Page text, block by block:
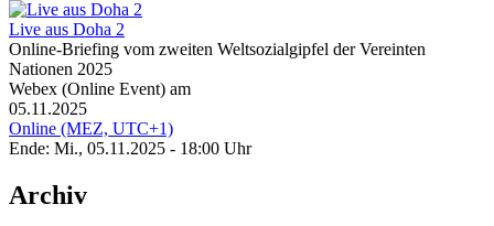
Live aus Doha 2
Online-Briefing vom zweiten Weltsozialgipfel der Vereinten
Nationen 2025
Webex (Online Event) am
05.11.2025
Online (MEZ, UTC+1)
Ende: Mi., 05.11.2025 - 18:00 Uhr
Archiv